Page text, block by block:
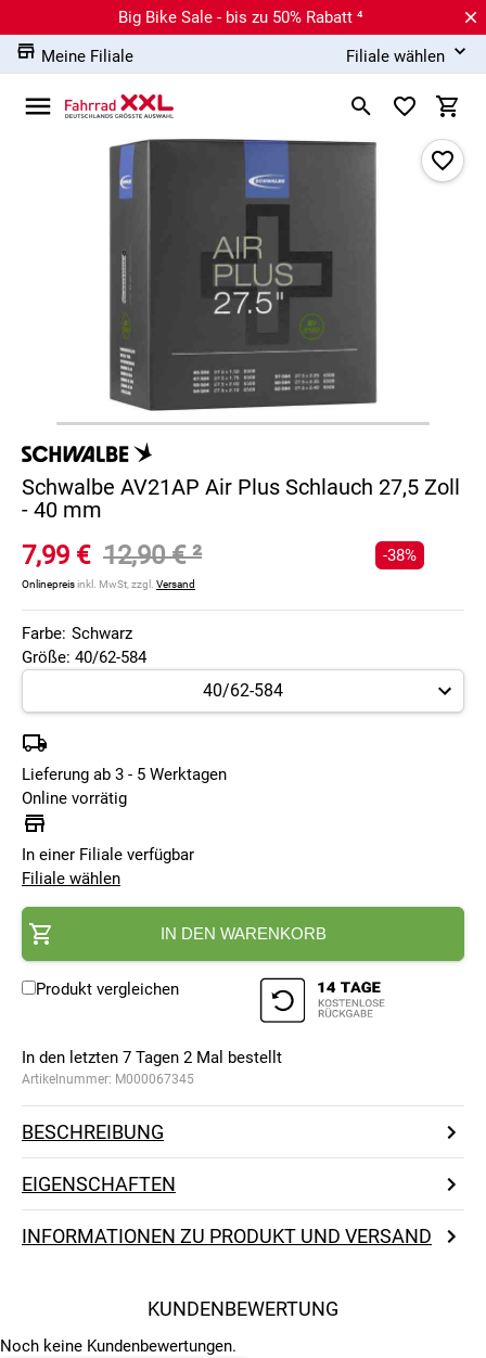
Big Bike Sale - bis zu 50% Rabatt ⁴
Meine Filiale
Filiale wählen
Schwalbe AV21AP Air Plus Schlauch 27,5 Zoll
- 40 mm
7,99 € 12,90 €²
Onlinepreisinkl. MwSt, zzgl. Versand
-38%
Farbe: Schwarz
Größe: 40/62-584
Lieferung ab 3 - 5 Werktagen
Online vorrätig
In einer Filiale verfügbar
Filiale wählen
IN DEN WARENKORB
Produkt vergleichen
In den letzten 7 Tagen 2 Mal bestellt
Artikelnummer: M000067345
BESCHREIBUNG
EIGENSCHAFTEN
INFORMATIONEN ZU PRODUKT UND VERSAND
KUNDENBEWERTUNG
Noch keine Kundenbewertungen.